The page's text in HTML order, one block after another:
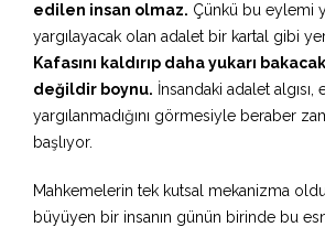
edilen insan olmaz. Çünkü bu eylemi
yargılayacak olan adalet bir kartal gibi
Kafasını kaldırıp daha yukarı
değildir boynu. İnsandaki adalet algısı,
yargılanmadığını görmesiyle beraber
başlıyor.
Mahkemelerin tek kutsal mekanizma
büyüyen bir insanın günün birinde bu